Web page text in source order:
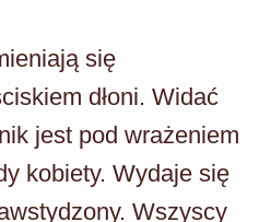
się
dłoni. Widać
jest pod wrażeniem
kobiety. Wydaje się
Wszyscy